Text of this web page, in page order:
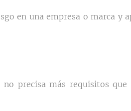
en una empresa o marca y
precisa más requisitos que